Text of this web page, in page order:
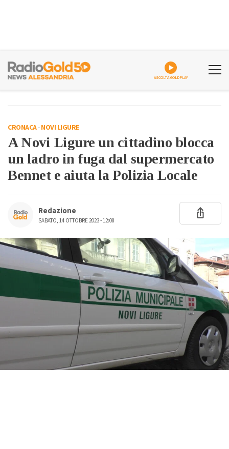
ASCOLTA GOLDPLAY
CRONACA-NOVI LIGURE
A Novi Ligure un cittadino blocca
un ladro in fuga dal supermercato
Bennet e aiuta la Polizia Locale
Redazione
SABATO, 14 OTTOBRE 2023 - 12:08